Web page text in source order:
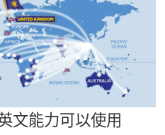
文能力可以使用